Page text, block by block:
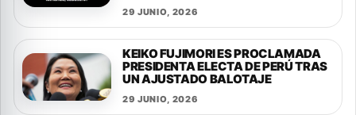
29 JUNIO, 2026
KEIKO FUJIMORI ES PROCLAMADA
PRESIDENTA ELECTA DE PERÚ TRAS
UN AJUSTADO BALOTAJE
29 JUNIO, 2026